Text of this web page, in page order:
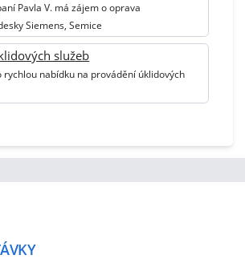
Pavla V. má zájem o oprava
Siemens, Semice
služeb
rychlou nabídku na provádění úklidových